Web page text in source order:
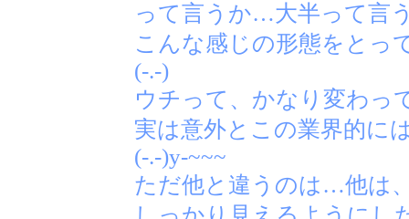
って言うか…大半って
こんな感じの形態をとっ
(-.-)
ウチって、かなり変わっ
実は意外とこの業界的に
(-.-)y-~~~
ただ他と違うのは…他は